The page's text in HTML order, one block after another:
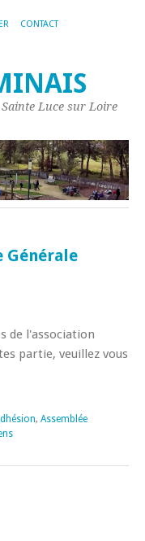
CONTACT
Luce sur Loire
Générale
de l'association
partie, veuillez vous
, Assemblée